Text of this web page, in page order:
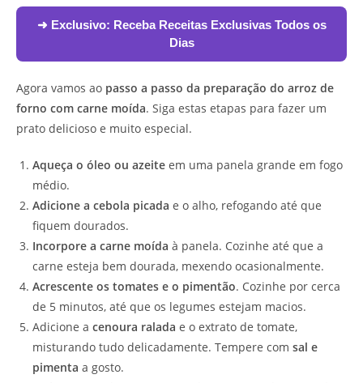
➜ Exclusivo: Receba Receitas Exclusivas Todos os
Dias
Agora vamos ao passo a passo da preparação do arroz de
forno com carne moída. Siga estas etapas para fazer um
prato delicioso e muito especial.
Aqueça o óleo ou azeite em uma panela grande em fogo
médio.
Adicione a cebola picada e o alho, refogando até que
fiquem dourados.
Incorpore a carne moída à panela. Cozinhe até que a
carne esteja bem dourada, mexendo ocasionalmente.
Acrescente os tomates e o pimentão. Cozinhe por cerca
de 5 minutos, até que os legumes estejam macios.
Adicione a cenoura ralada e o extrato de tomate,
misturando tudo delicadamente. Tempere com sal e
pimenta a gosto.